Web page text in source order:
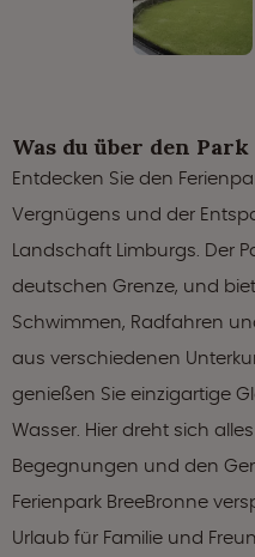
Was du über den
Entdecken Sie den
Vergnügens und der
Landschaft Limburgs. Der
deutschen Grenze, und
Schwimmen, Radfahren
aus verschiedenen
genießen Sie einzigartige
Wasser. Hier dreht sich
Begegnungen und den
Ferienpark BreeBronne
Urlaub für Familie und